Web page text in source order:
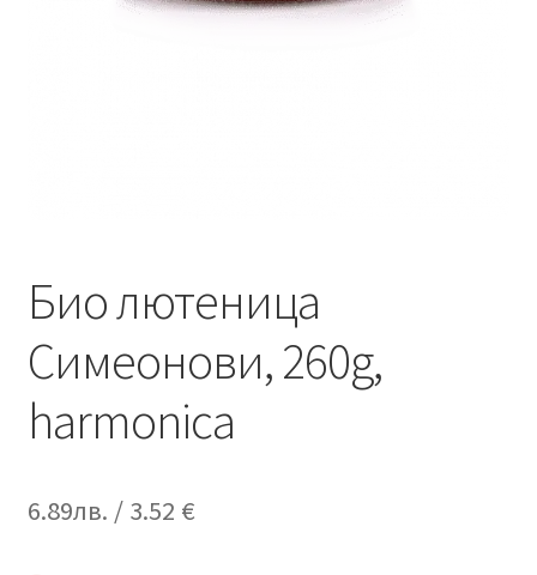
Био лютеница
Симеонови, 260g,
harmonica
6.89лв. / 3.52 €